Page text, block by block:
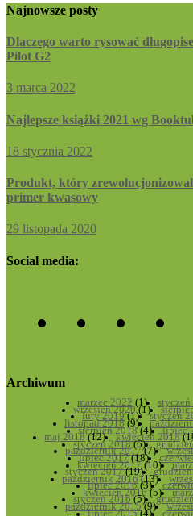
Najnowsze posty
Dlaczego warto rysować
Pilot G2
3 marca 2022
Najlepsze książki 2021 wg
18 stycznia 2022
Produkt, który
primer kwasowy
29 listopada 2020
Social media:
Archiwum
marzec 2022 (1) styczeń
wrzesień 2020(1)
luty 2019(1) styczeń
listopad 2018 (9)
sierpień 2018(4) lipiec
maj 2018(12) kwiecień 2018
styczeń 2018(6)
październik 2017(7)
lipiec 2017(18)
kwiecień 2017(10)
styczeń 2017(19)
październik 2016(13)
lipiec 2016(3)
kwiecień 2016(5)
styczeń 2016(5)
październik 2015(9)
lipiec 2015(4)